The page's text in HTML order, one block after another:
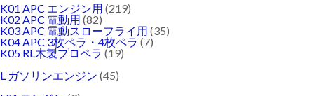
K01 APC エンジン用 (219)
K02 APC 電動用 (82)
K03 APC 電動スローフライ用 (35)
K04 APC 3枚ペラ・4枚ペラ (7)
K05 RL木製プロペラ (19)
L ガソリンエンジン (45)